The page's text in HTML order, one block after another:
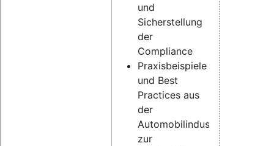
und
Sicherstellung
der
Compliance
Praxisbeispiele
und Best
Practices aus
der
Automobilindustrie
zur